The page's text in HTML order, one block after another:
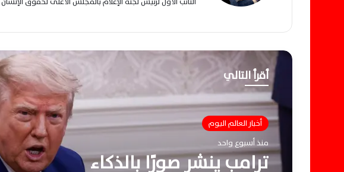
أقرأ التالي
أخبار العالم اليوم
منذ أسبوع واحد
ترامب ينشر صورًا بالذكاء